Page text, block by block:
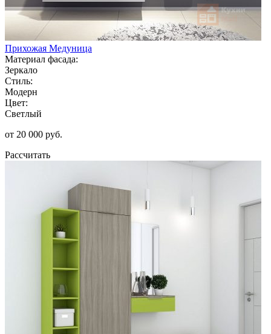
Прихожая Медуница
Материал фасада:
Зеркало
Стиль:
Модерн
Цвет:
Светлый
от 20 000 руб.
Рассчитать